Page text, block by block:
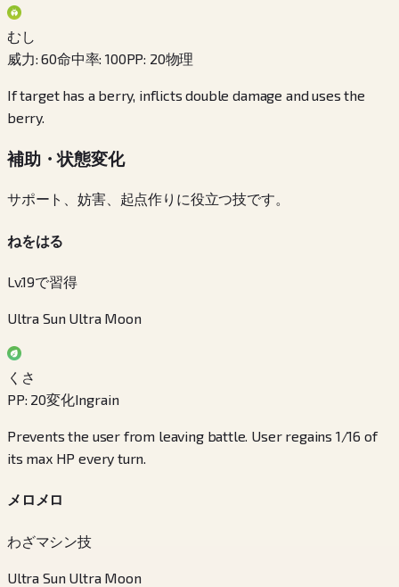
むし
威力:60命中率:100PP: 20物理
If target has a berry, inflicts double damage and uses the
berry.
補助・状態変化
サポート、妨害、起点作りに役立つ技です。
ねをはる
Lv.19で習得
Ultra Sun Ultra Moon
くさ
PP: 20変化Ingrain
Prevents the user from leaving battle. User regains 1/16 of
its max HP every turn.
メロメロ
わざマシン技
Ultra Sun Ultra Moon